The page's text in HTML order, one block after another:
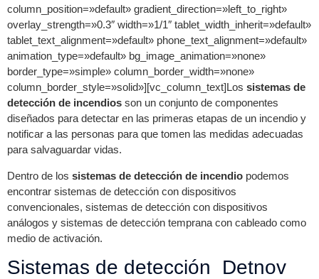
column_position=»default» gradient_direction=»left_to_right»
overlay_strength=»0.3″ width=»1/1″ tablet_width_inherit=»default»
tablet_text_alignment=»default» phone_text_alignment=»default»
animation_type=»default» bg_image_animation=»none»
border_type=»simple» column_border_width=»none»
column_border_style=»solid»][vc_column_text]Los sistemas de
detección de incendios son un conjunto de componentes
diseñados para detectar en las primeras etapas de un incendio y
notificar a las personas para que tomen las medidas adecuadas
para salvaguardar vidas.
Dentro de los sistemas de detección de incendio podemos
encontrar sistemas de detección con dispositivos
convencionales, sistemas de detección con dispositivos
análogos y sistemas de detección temprana con cableado como
medio de activación.
Sistemas de detección Detnov